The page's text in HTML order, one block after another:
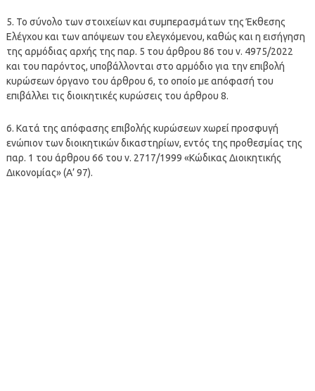
5. Το σύνολο των στοιχείων και συμπερασμάτων της Έκθεσης
Ελέγχου και των απόψεων του ελεγχόμενου, καθώς και η εισήγηση
της αρμόδιας αρχής της παρ. 5 του άρθρου 86 του ν. 4975/2022
και του παρόντος, υποβάλλονται στο αρμόδιο για την επιβολή
κυρώσεων όργανο του άρθρου 6, το οποίο με απόφασή του
επιβάλλει τις διοικητικές κυρώσεις του άρθρου 8.
6. Κατά της απόφασης επιβολής κυρώσεων χωρεί προσφυγή
ενώπιον των διοικητικών δικαστηρίων, εντός της προθεσμίας της
παρ. 1 του άρθρου 66 του ν. 2717/1999 «Κώδικας Διοικητικής
Δικονομίας» (Α’ 97).